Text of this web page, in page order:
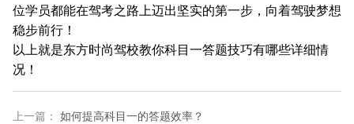
位学员都能在驾考之路上迈出坚实的第一步，向着驾驶梦想
稳步前行！
以上就是东方时尚驾校教你科目一答题技巧有哪些详细情
况！
上一篇：
如何提高科目一的答题效率？